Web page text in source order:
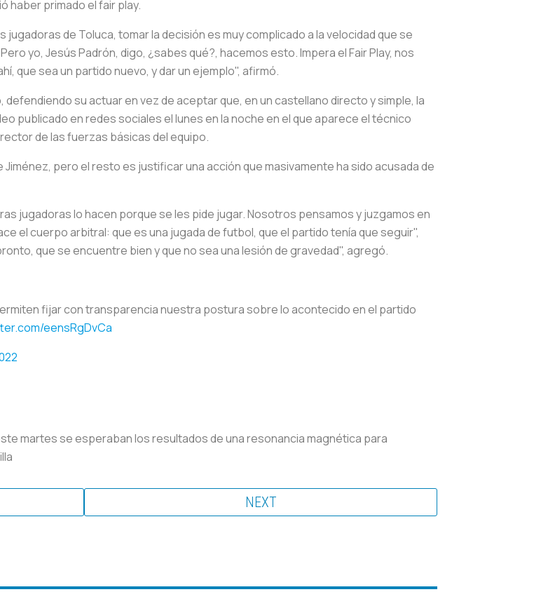
haber primado el fair play.
de Toluca, tomar la decisión es muy complicado a la velocidad que se
yo, Jesús Padrón, digo, ¿sabes qué?, hacemos esto. Impera el Fair Play, nos
que sea un partido nuevo, y dar un ejemplo", afirmó.
su actuar en vez de aceptar que, en un castellano directo y simple, la
publicado en redes sociales el lunes en la noche en el que aparece el técnico
de las fuerzas básicas del equipo.
pero el resto es justificar una acción que masivamente ha sido acusada de
jugadoras lo hacen porque se les pide jugar. Nosotros pensamos y juzgamos en
el cuerpo arbitral: que es una jugada de futbol, que el partido tenía que seguir",
que se encuentre bien y que no sea una lesión de gravedad", agregó.
fijar con transparencia nuestra postura sobre lo acontecido en el partido
eensRgDvCa
martes se esperaban los resultados de una resonancia magnética para
NEXT